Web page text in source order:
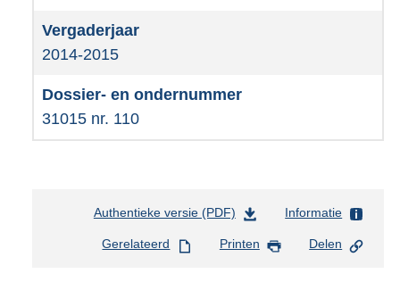
2014-2015
31015 nr. 110
Authentieke versie (PDF)
s
Informatie
Gerelateerd Printen Delen